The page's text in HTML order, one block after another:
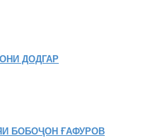
ДОДГАР
БОБОҶОН ҒАФУРОВ